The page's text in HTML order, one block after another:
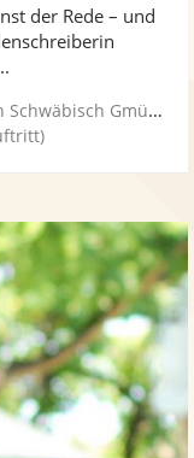
5
der Rede – und
Gmünd